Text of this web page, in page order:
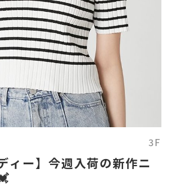
3F
ィー】今週入荷の新作ニ